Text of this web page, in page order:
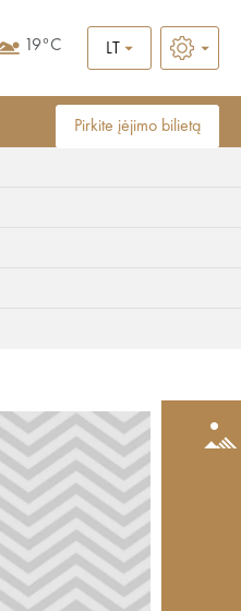
19°C LT
Pirkite įėjimo bilietą